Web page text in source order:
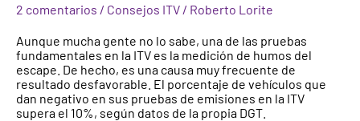
2 comentarios / Consejos ITV / Roberto Lorite
Aunque mucha gente no lo sabe, una de las pruebas
fundamentales en la ITV es la medición de humos del
escape. De hecho, es una causa muy frecuente de
resultado desfavorable. El porcentaje de vehículos que
dan negativo en sus pruebas de emisiones en la ITV
supera el 10%, según datos de la propia DGT.